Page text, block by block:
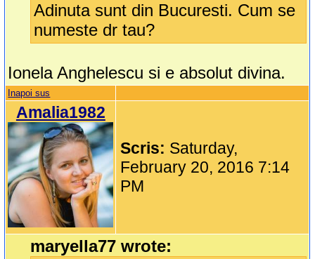
Adinuta sunt din Bucuresti. Cum se
numeste dr tau?
Ionela Anghelescu si e absolut divina.
Inapoi sus
Amalia1982
Scris: Saturday,
February 20, 2016 7:14
PM
maryella77 wrote: